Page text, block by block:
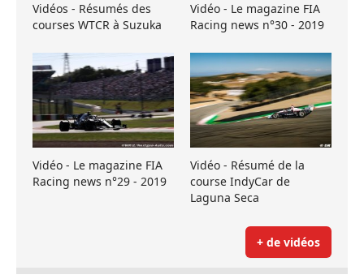
Vidéos - Résumés des
courses WTCR à Suzuka
Vidéo - Le magazine FIA
Racing news n°30 - 2019
Vidéo - Le magazine FIA
Racing news n°29 - 2019
Vidéo - Résumé de la
course IndyCar de
Laguna Seca
+ de vidéos